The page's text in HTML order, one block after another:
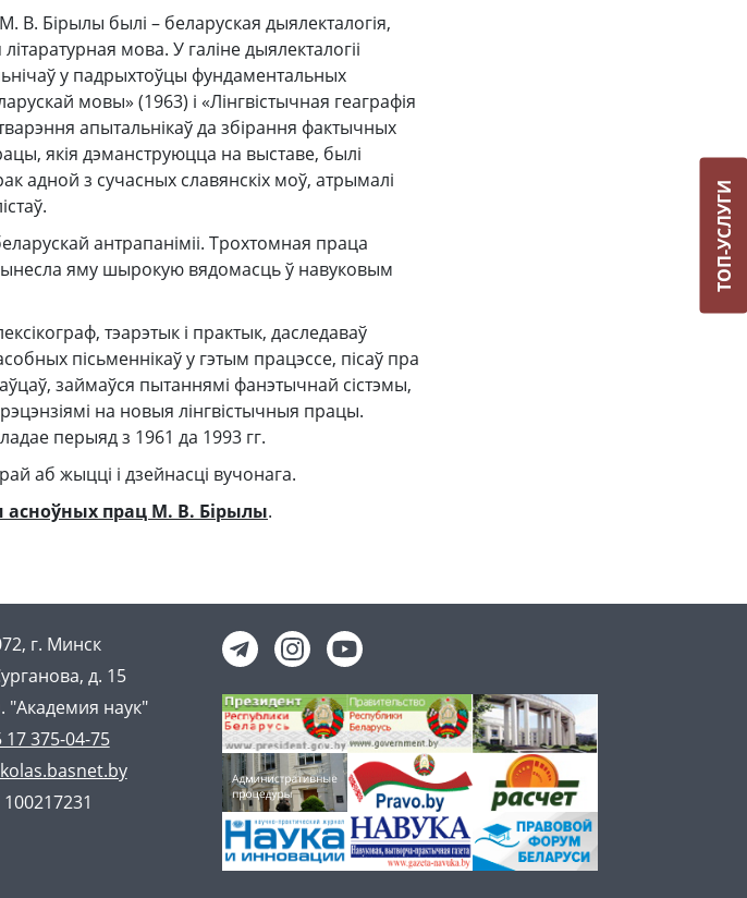
В. Бірылы былі – беларуская дыялекталогія,
мова. У галіне дыялекталогіі
у падрыхтоўцы фундаментальных
мовы» (1963) і «Лінгвістычная геаграфія
апытальнікаў да збірання фактычных
якія дэманструюцца на выставе, былі
з сучасных славянскіх моў, атрымалі
антрапаніміі. Трохтомная праца
яму шырокую вядомасць ў навуковым
тэарэтык і практык, даследаваў
пісьменнікаў у гэтым працэссе, пісаў пра
займаўся пытаннямі фанэтычнай сістэмы,
на новыя лінгвістычныя працы.
перыяд з 1961 да 1993 гг.
аб жыцці і дзейнасці вучонага.
асноўных прац М. В. Бірылы.
г. Минск
д. 15
"Академия наук"
17 375-04-75
ТОП-УСЛУГИ